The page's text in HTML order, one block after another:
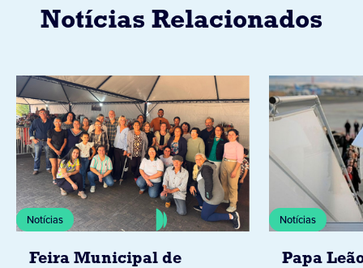
Notícias Relacionados
Notícias
Feira Municipal de
Notícias
Papa